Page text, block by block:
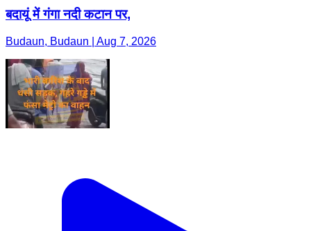
बदायूं में गंगा नदी कटान पर,
Budaun, Budaun | Aug 7, 2026